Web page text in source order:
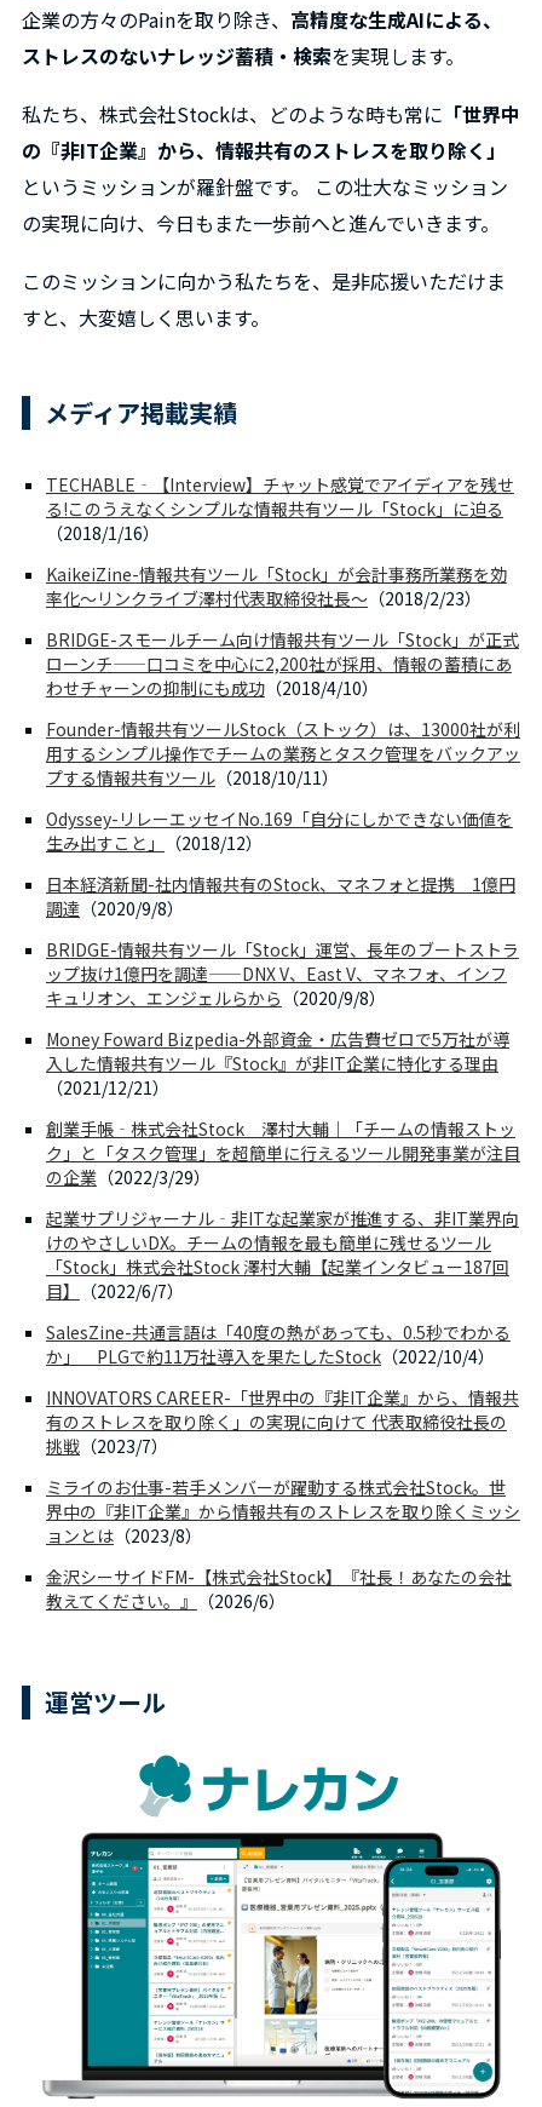
企業の方々のPainを取り除き、 高精度な生成AIによる、
ストレスのないナレッジ蓄積・検索を実現します。
私たち、株式会社Stockは、どのような時も常に 「世界中
の『非IT企業』から、情報共有のストレスを取り除く」
というミッションが羅針盤です。 この壮大なミッション
の実現に向け、今日もまた一歩前へと進んでいきます。
このミッションに向かう私たちを、是非応援いただけま
すと、大変嬉しく思います。
メディア掲載実績
TECHABLE‐【Interview】チャット感覚でアイディアを残せ
る!このうえなくシンプルな情報共有ツール「Stock」に迫る
（2018/1/16）
KaikeiZine-情報共有ツール「Stock」が会計事務所業務を効
率化～リンクライブ澤村代表取締役社長～（2018/2/23）
BRIDGE-スモールチーム向け情報共有ツール「Stock」が正式
ローンチ——口コミを中心に2,200社が採用、情報の蓄積にあ
わせチャーンの抑制にも成功（2018/4/10）
Founder-情報共有ツールStock（ストック）は、13000社が利
用するシンプル操作でチームの業務とタスク管理をバックアッ
プする情報共有ツール（2018/10/11）
Odyssey-リレーエッセイNo.169「自分にしかできない価値を
生み出すこと」
（2018/12）
日本経済新聞-社内情報共有のStock、マネフォと提携 1億円
調達（2020/9/8）
BRIDGE-情報共有ツール「Stock」運営、長年のブートストラ
ップ抜け1億円を調達——DNX V、East V、マネフォ、インフ
キュリオン、エンジェルらから （2020/9/8）
Money Foward Bizpedia-外部資金・広告費ゼロで5万社が導
入した情報共有ツール『Stock』が非IT企業に特化する理由
（2021/12/21）
創業手帳‐株式会社Stock 澤村大輔｜「チームの情報ストッ
ク」と「タスク管理」を超簡単に行えるツール開発事業が注目
の企業（2022/3/29）
起業サプリジャーナル‐非ITな起業家が推進する、非IT業界向
けのやさしいDX。チームの情報を最も簡単に残せるツール
「Stock」株式会社Stock 澤村大輔【起業インタビュー187回
目】
（2022/6/7）
SalesZine-共通言語は「40度の熱があっても、0.5秒でわかる
か」 PLGで約11万社導入を果たしたStock（2022/10/4）
INNOVATORS CAREER-「世界中の『非IT企業』から、情報共
有のストレスを取り除く」の実現に向けて 代表取締役社長の
挑戦（2023/7）
ミライのお仕事-若手メンバーが躍動する株式会社Stock。世
界中の『非IT企業』から情報共有のストレスを取り除くミッシ
ョンとは（2023/8）
金沢シーサイドFM-【株式会社Stock】『社長！あなたの会社
教えてください。』
（2026/6）
運営ツール